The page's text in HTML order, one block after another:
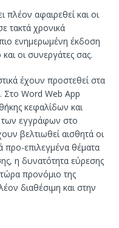
πλέον αφαιρεθεί και οι
τακτά χρονικά
ενημερωμένη έκδοση
οι συνεργάτες σας.
έχουν προστεθεί στα
Στο Word Web App
κεφαλίδων και
των εγγράφων στο
βελτιωθεί αισθητά οι
προ-επιλεγμένα θέματα
η δυνατότητα εύρεσης
προνόμιο της
διαθέσιμη και στην